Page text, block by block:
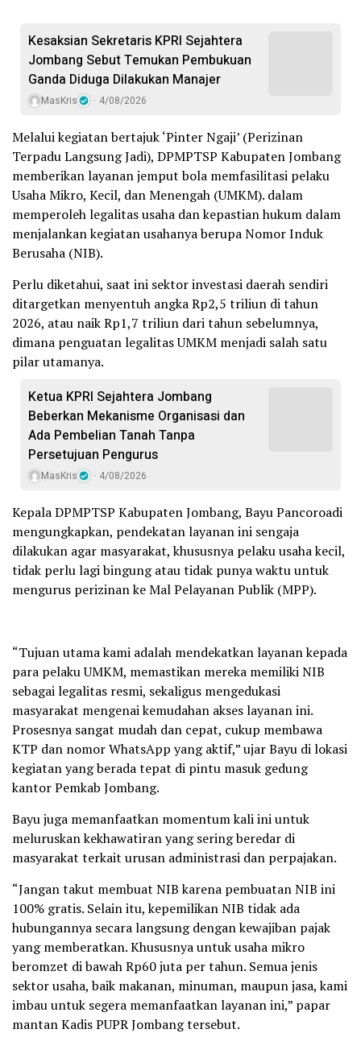
Kesaksian Sekretaris KPRI Sejahtera
Jombang Sebut Temukan Pembukuan
Ganda Diduga Dilakukan Manajer
MasKris 4/08/2026
Melalui kegiatan bertajuk ‘Pinter Ngaji’ (Perizinan
Terpadu Langsung Jadi), DPMPTSP Kabupaten Jombang
memberikan layanan jemput bola memfasilitasi pelaku
Usaha Mikro, Kecil, dan Menengah (UMKM). dalam
memperoleh legalitas usaha dan kepastian hukum dalam
menjalankan kegiatan usahanya berupa Nomor Induk
Berusaha (NIB).
Perlu diketahui, saat ini sektor investasi daerah sendiri
ditargetkan menyentuh angka Rp2,5 triliun di tahun
2026, atau naik Rp1,7 triliun dari tahun sebelumnya,
dimana penguatan legalitas UMKM menjadi salah satu
pilar utamanya.
Ketua KPRI Sejahtera Jombang
Beberkan Mekanisme Organisasi dan
Ada Pembelian Tanah Tanpa
Persetujuan Pengurus
MasKris 4/08/2026
Kepala DPMPTSP Kabupaten Jombang, Bayu Pancoroadi
mengungkapkan, pendekatan layanan ini sengaja
dilakukan agar masyarakat, khususnya pelaku usaha kecil,
tidak perlu lagi bingung atau tidak punya waktu untuk
mengurus perizinan ke Mal Pelayanan Publik (MPP).
“Tujuan utama kami adalah mendekatkan layanan kepada
para pelaku UMKM, memastikan mereka memiliki NIB
sebagai legalitas resmi, sekaligus mengedukasi
masyarakat mengenai kemudahan akses layanan ini.
Prosesnya sangat mudah dan cepat, cukup membawa
KTP dan nomor WhatsApp yang aktif,” ujar Bayu di lokasi
kegiatan yang berada tepat di pintu masuk gedung
kantor Pemkab Jombang.
Bayu juga memanfaatkan momentum kali ini untuk
meluruskan kekhawatiran yang sering beredar di
masyarakat terkait urusan administrasi dan perpajakan.
“Jangan takut membuat NIB karena pembuatan NIB ini
100% gratis. Selain itu, kepemilikan NIB tidak ada
hubungannya secara langsung dengan kewajiban pajak
yang memberatkan. Khususnya untuk usaha mikro
beromzet di bawah Rp60 juta per tahun. Semua jenis
sektor usaha, baik makanan, minuman, maupun jasa, kami
imbau untuk segera memanfaatkan layanan ini,” papar
mantan Kadis PUPR Jombang tersebut.